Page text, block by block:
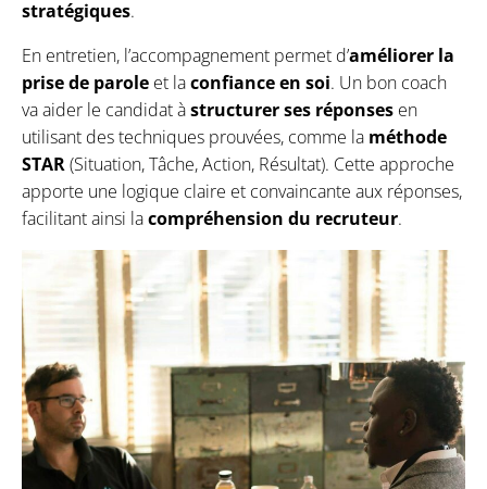
stratégiques.
En entretien, l’accompagnement permet d’améliorer la
prise de parole et laconfiance en soi. Un bon coach
va aider le candidat àstructurer ses réponses en
utilisant des techniques prouvées, comme la méthode
STAR(Situation, Tâche, Action, Résultat). Cette approche
apporte une logique claire et convaincante aux réponses,
facilitant ainsi lacompréhension du recruteur.